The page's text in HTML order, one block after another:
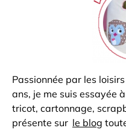
Passionnée par les
ans, je me suis essayée
tricot, cartonnage,
présente sur le blog